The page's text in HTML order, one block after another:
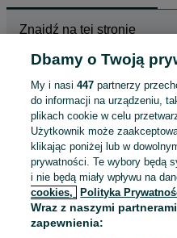
Znajdź na tej stronie
Wybierz kategorię
ZNALEŹLIŚMY 0
OGŁOSZEŃ
Sortowanie
Dbamy o Twoją
My i nasi447 partnerzy
do informacji na urządzeniu,
plikach cookie w celu
Użytkownik może
klikając poniżej lub w
prywatności. Te wybory będą
i nie będą miały wpływu na
cookies,
Polityka
Wraz z naszymi
zapewnienia: